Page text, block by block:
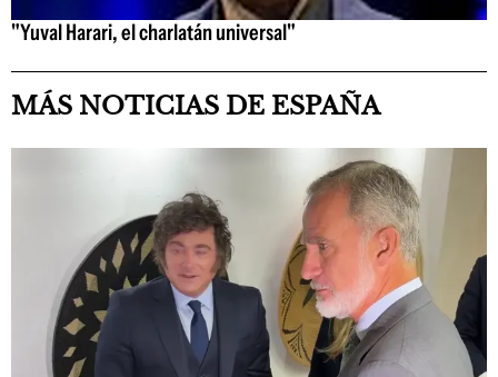
"Yuval Harari, el charlatán universal"
MÁS NOTICIAS DE ESPAÑA